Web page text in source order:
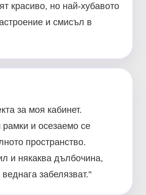
красиво, но най-хубавото
и смисъл в
за моя кабинет.
и осезаемо се
пространство.
и някаква дълбочина,
забелязват."